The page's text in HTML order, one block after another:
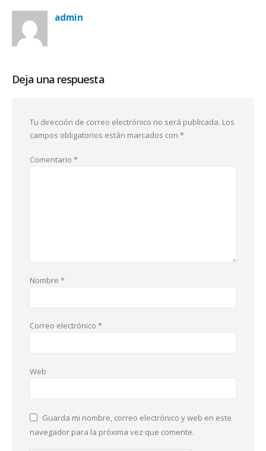
admin
Deja una respuesta
Tu dirección de correo electrónico no será publicada. Los
campos obligatorios están marcados con *
Comentario *
Nombre *
Correo electrónico *
Web
Guarda mi nombre, correo electrónico y web en este
navegador para la próxima vez que comente.